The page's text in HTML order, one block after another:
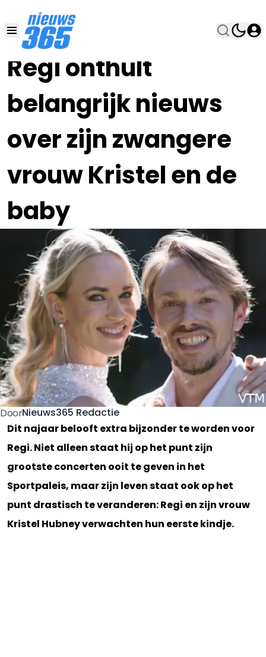
Regi onthult
belangrijk nieuws
over zijn zwangere
vrouw Kristel en de
baby
18 OKT 2024, 19:00
DoorNieuws365 Redactie
Dit najaar belooft extra bijzonder te worden voor
Regi. Niet alleen staat hij op het punt zijn
grootste concerten ooit te geven in het
Sportpaleis, maar zijn leven staat ook op het
punt drastisch te veranderen: Regi en zijn vrouw
Kristel Hubney verwachten hun eerste kindje.